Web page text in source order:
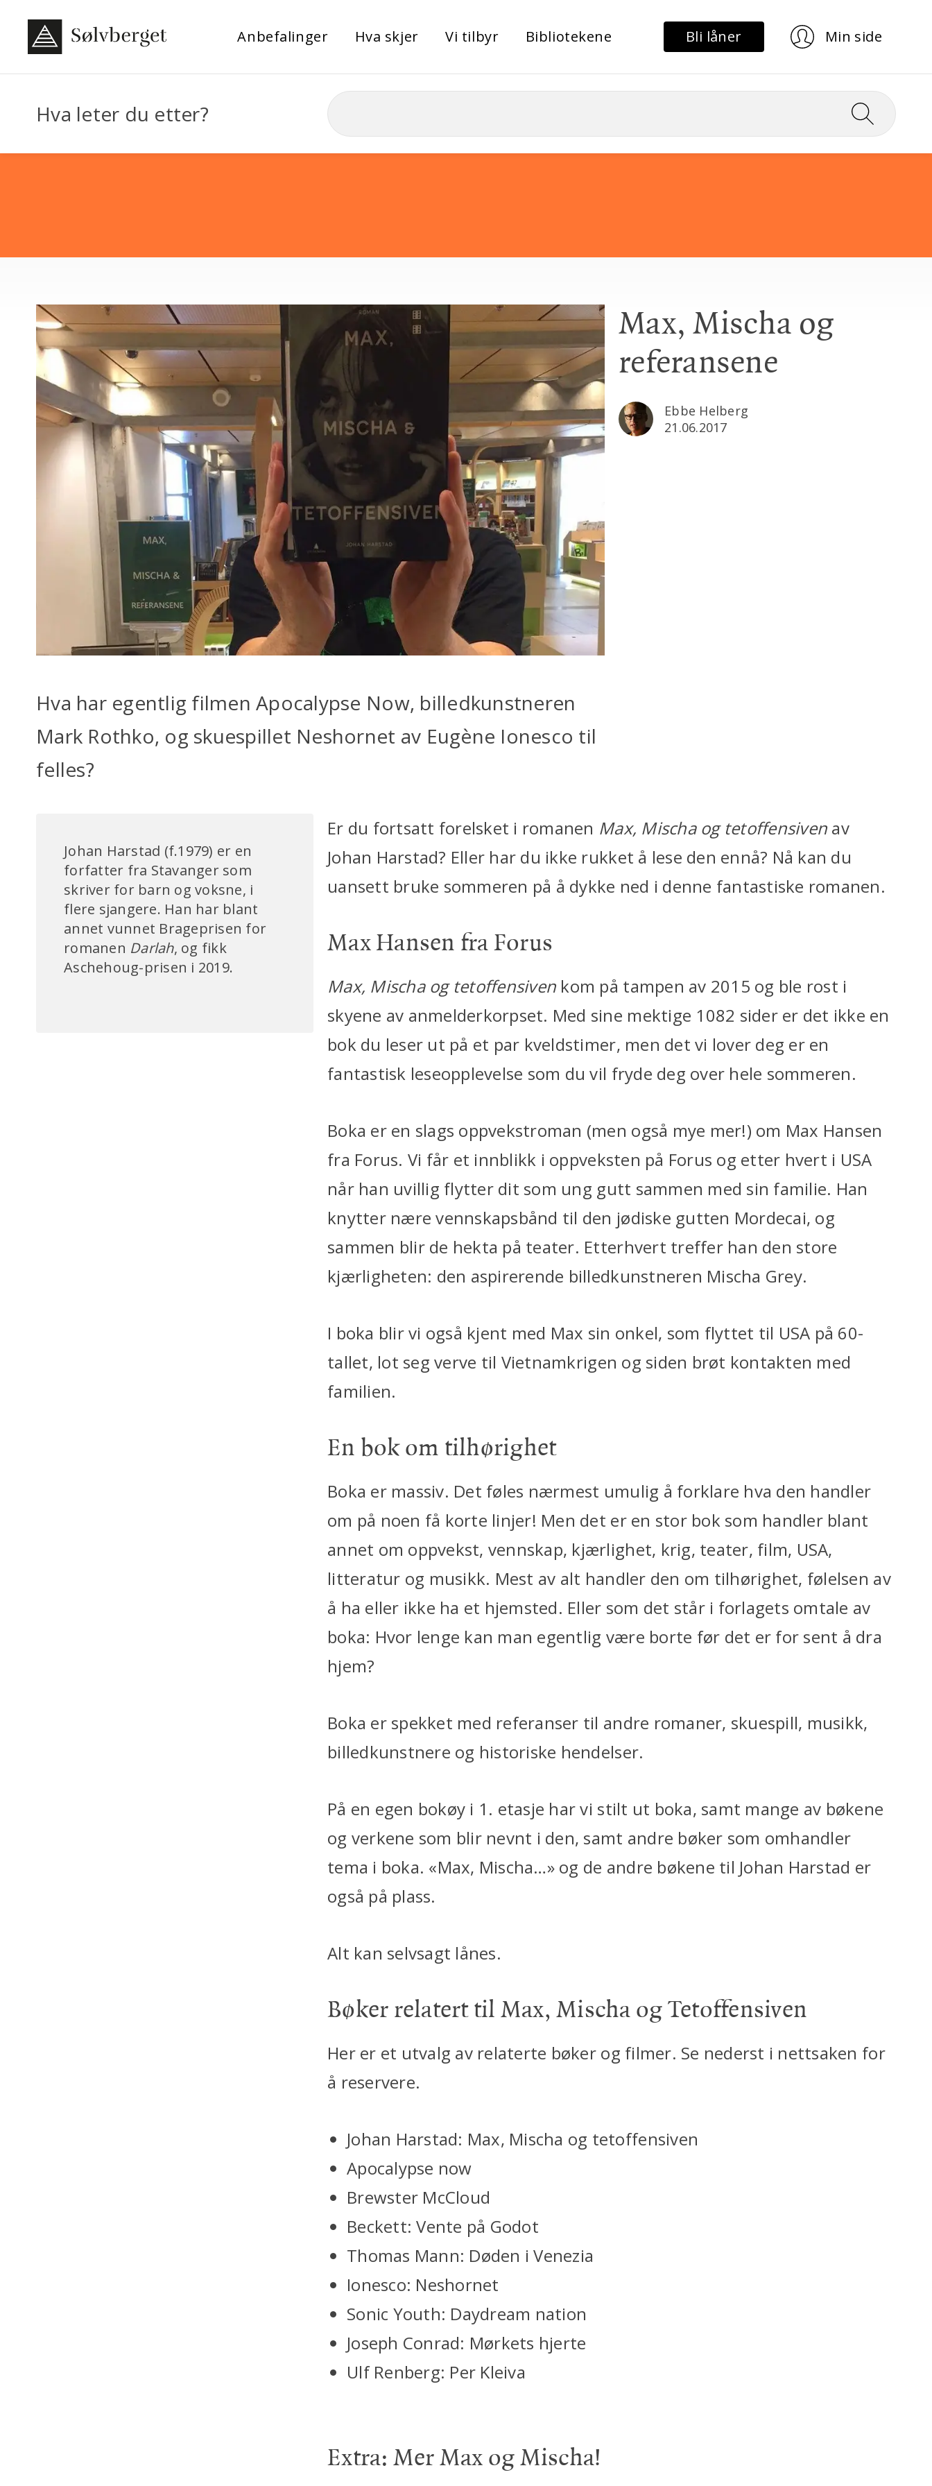
Anbefalinger Hva skjer Vi tilbyr Bibliotekene Bli låner Min side
Hva leter du etter?
Max, Mischa og
referansene
Ebbe Helberg
21.06.2017
Hva har egentlig filmen Apocalypse Now, billedkunstneren
Mark Rothko, og skuespillet Neshornet av Eugène Ionesco til
felles?
Er du fortsatt forelsket i romanen Max, Mischa og tetoffensiven av
Johan Harstad? Eller har du ikke rukket å lese den ennå? Nå kan du
uansett bruke sommeren på å dykke ned i denne fantastiske romanen.
Max Hansen fra Forus
Max, Mischa og tetoffensiven kom på tampen av 2015 og ble rost i
skyene av anmelderkorpset. Med sine mektige 1082 sider er det ikke en
bok du leser ut på et par kveldstimer, men det vi lover deg er en
fantastisk leseopplevelse som du vil fryde deg over hele sommeren.
Boka er en slags oppvekstroman (men også mye mer!) om Max Hansen
fra Forus. Vi får et innblikk i oppveksten på Forus og etter hvert i USA
når han uvillig flytter dit som ung gutt sammen med sin familie. Han
knytter nære vennskapsbånd til den jødiske gutten Mordecai, og
sammen blir de hekta på teater. Etterhvert treffer han den store
kjærligheten: den aspirerende billedkunstneren Mischa Grey.
I boka blir vi også kjent med Max sin onkel, som flyttet til USA på 60-
tallet, lot seg verve til Vietnamkrigen og siden brøt kontakten med
familien.
En bok om tilhørighet
Boka er massiv. Det føles nærmest umulig å forklare hva den handler
om på noen få korte linjer! Men det er en stor bok som handler blant
annet om oppvekst, vennskap, kjærlighet, krig, teater, film, USA,
litteratur og musikk. Mest av alt handler den om tilhørighet, følelsen av
å ha eller ikke ha et hjemsted. Eller som det står i forlagets omtale av
boka: Hvor lenge kan man egentlig være borte før det er for sent å dra
hjem?
Boka er spekket med referanser til andre romaner, skuespill, musikk,
billedkunstnere og historiske hendelser.
På en egen bokøy i 1. etasje har vi stilt ut boka, samt mange av bøkene
og verkene som blir nevnt i den, samt andre bøker som omhandler
tema i boka. «Max, Mischa…» og de andre bøkene til Johan Harstad er
også på plass.
Alt kan selvsagt lånes.
Bøker relatert til Max, Mischa og Tetoffensiven
Her er et utvalg av relaterte bøker og filmer. Se nederst i nettsaken for
å reservere.
Johan Harstad: Max, Mischa og tetoffensiven
Apocalypse now
Brewster McCloud
Beckett: Vente på Godot
Thomas Mann: Døden i Venezia
Ionesco: Neshornet
Sonic Youth: Daydream nation
Joseph Conrad: Mørkets hjerte
Ulf Renberg: Per Kleiva
Extra: Mer Max og Mischa!
Johan Harstad (f.1979) er en
forfatter fra Stavanger som
skriver for barn og voksne, i
flere sjangere. Han har blant
annet vunnet Brageprisen for
romanen Darlah, og fikk
Aschehoug-prisen i 2019.